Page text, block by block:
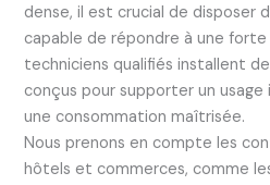
dense, il est crucial de disposer
capable de répondre à une forte
techniciens qualifiés installent
conçus pour supporter un
une consommation maîtrisée.
Nous prenons en compte les
hôtels et commerces, comme